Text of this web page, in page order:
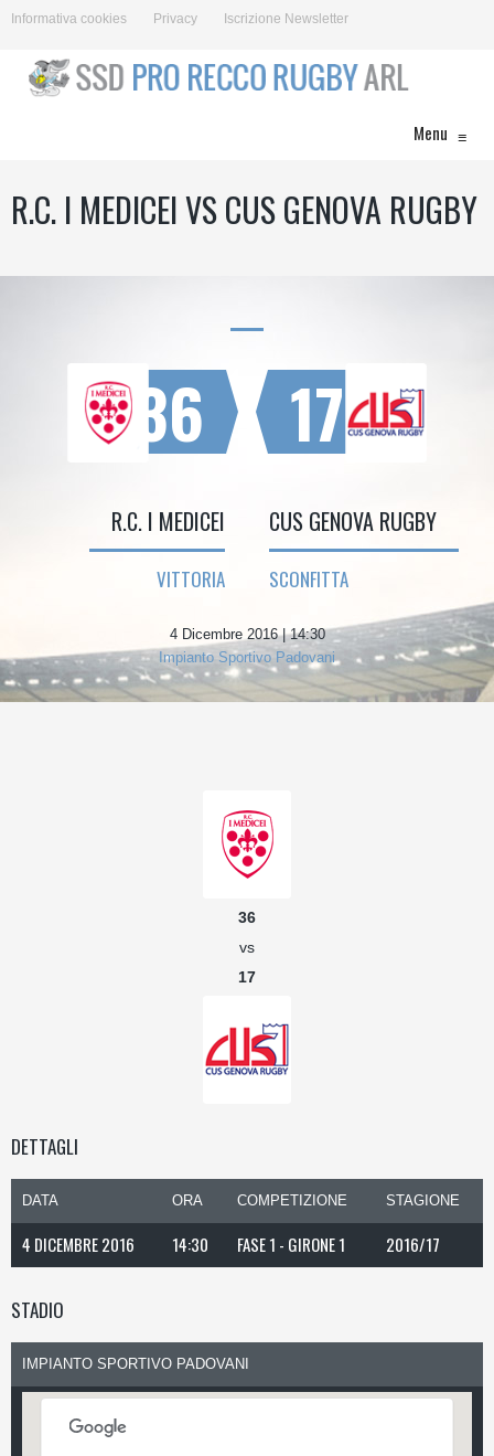
Informativa cookies Privacy Iscrizione Newsletter
Menu ≡
R.C. I MEDICEI VS CUS GENOVA RUGBY
36
R.C. I MEDICEI
VITTORIA
17
CUS GENOVA RUGBY
SCONFITTA
4 Dicembre 2016 | 14:30
Impianto Sportivo Padovani
36
vs
17
DETTAGLI
DATA ORA COMPETIZIONE STAGIONE
4 DICEMBRE 2016 14:30 FASE 1 - GIRONE 1 2016/17
STADIO
IMPIANTO SPORTIVO PADOVANI